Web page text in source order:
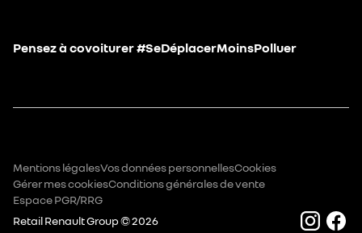
Pensez à covoiturer #SeDéplacerMoinsPolluer
Mentions légalesVos données personnellesCookies
Gérer mes cookiesConditions générales de vente
Espace PGR/RRG
Retail Renault Group ©2026